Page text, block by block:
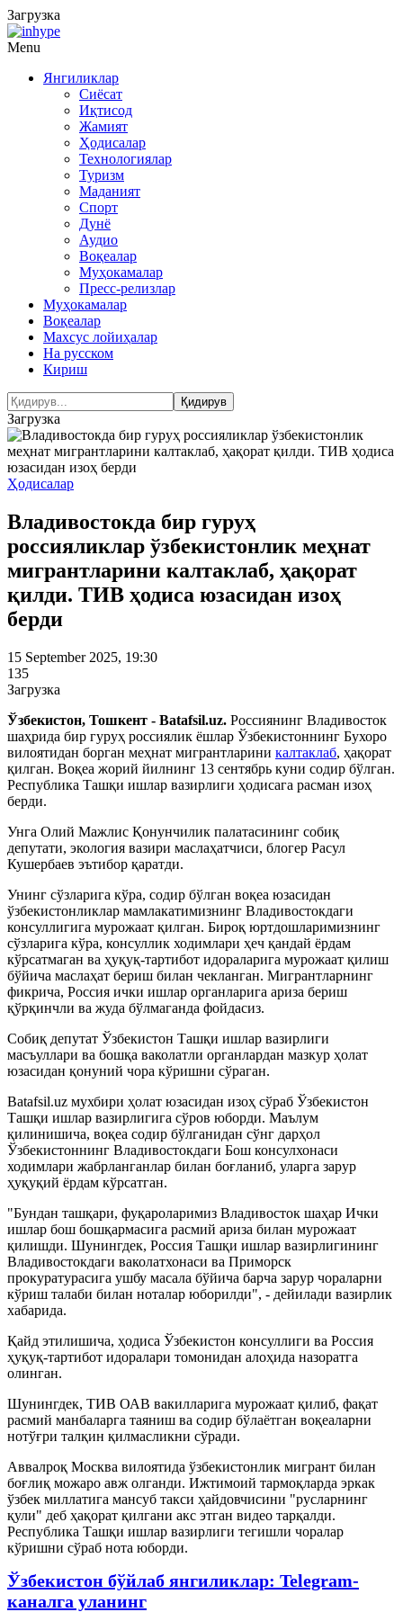
Загрузка
Menu
Янгиликлар
Сиёсат
Иқтисод
Жамият
Ҳодисалар
Технологиялар
Туризм
Маданият
Спорт
Дунё
Аудио
Воқеалар
Муҳокамалар
Пресс-релизлар
Муҳокамалар
Воқеалар
Махсус лойиҳалар
На русском
Кириш
Загрузка
Ҳодисалар
Владивостокда бир гуруҳ
россияликлар ўзбекистонлик меҳнат
мигрантларини калтаклаб, ҳақорат
қилди. ТИВ ҳодиса юзасидан изоҳ
берди
15 September 2025, 19:30
135
Загрузка
Ўзбекистон, Тошкент - Batafsil.uz. Россиянинг Владивосток
шаҳрида бир гуруҳ россиялик ёшлар Ўзбекистоннинг Бухоро
вилоятидан борган меҳнат мигрантларини калтаклаб, ҳақорат
қилган. Воқеа жорий йилнинг 13 сентябрь куни содир бўлган.
Республика Ташқи ишлар вазирлиги ҳодисага расман изоҳ
берди.
Унга Олий Мажлис Қонунчилик палатасининг собиқ
депутати, экология вазири маслаҳатчиси, блогер Расул
Кушербаев эътибор қаратди.
Унинг сўзларига кўра, содир бўлган воқеа юзасидан
ўзбекистонликлар мамлакатимизнинг Владивостокдаги
консуллигига мурожаат қилган. Бироқ юртдошларимизнинг
сўзларига кўра, консуллик ходимлари ҳеч қандай ёрдам
кўрсатмаган ва ҳуқуқ-тартибот идораларига мурожаат қилиш
бўйича маслаҳат бериш билан чекланган. Мигрантларнинг
фикрича, Россия ички ишлар органларига ариза бериш
қўрқинчли ва жуда бўлмаганда фойдасиз.
Собиқ депутат Ўзбекистон Ташқи ишлар вазирлиги
масъуллари ва бошқа ваколатли органлардан мазкур ҳолат
юзасидан қонуний чора кўришни сўраган.
Batafsil.uz мухбири ҳолат юзасидан изоҳ сўраб Ўзбекистон
Ташқи ишлар вазирлигига сўров юборди. Маълум
қилинишича, воқеа содир бўлганидан сўнг дарҳол
Ўзбекистоннинг Владивостокдаги Бош консулхонаси
ходимлари жабрланганлар билан боғланиб, уларга зарур
ҳуқуқий ёрдам кўрсатган.
"Бундан ташқари, фуқароларимиз Владивосток шаҳар Ички
ишлар бош бошқармасига расмий ариза билан мурожаат
қилишди. Шунингдек, Россия Ташқи ишлар вазирлигининг
Владивостокдаги ваколатхонаси ва Приморск
прокуратурасига ушбу масала бўйича барча зарур чораларни
кўриш талаби билан ноталар юборилди", - дейилади вазирлик
хабарида.
Қайд этилишича, ҳодиса Ўзбекистон консуллиги ва Россия
ҳуқуқ-тартибот идоралари томонидан алоҳида назоратга
олинган.
Шунингдек, ТИВ ОАВ вакилларига мурожаат қилиб, фақат
расмий манбаларга таяниш ва содир бўлаётган воқеаларни
нотўғри талқин қилмасликни сўради.
Аввалроқ Москва вилоятида ўзбекистонлик мигрант билан
боғлиқ можаро авж олганди. Ижтимоий тармоқларда эркак
ўзбек миллатига мансуб такси ҳайдовчисини "русларнинг
қули" деб ҳақорат қилгани акс этган видео тарқалди.
Республика Ташқи ишлар вазирлиги тегишли чоралар
кўришни сўраб нота юборди.
Ўзбекистон бўйлаб янгиликлар: Telegram-
каналга уланинг